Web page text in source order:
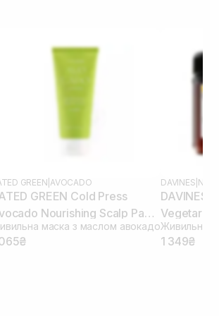
GREEN AVOCADO
GREEN Cold Press
Nourishing Scalp Pack
мл
маска з маслом авокадо
DAVINES
DAVINES
Vegetarian
мл
1 349₴